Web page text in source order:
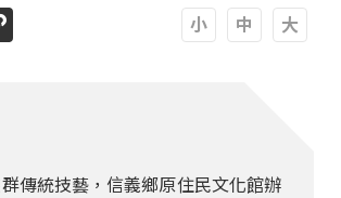
傳統技藝，信義鄉原住民文化館辦